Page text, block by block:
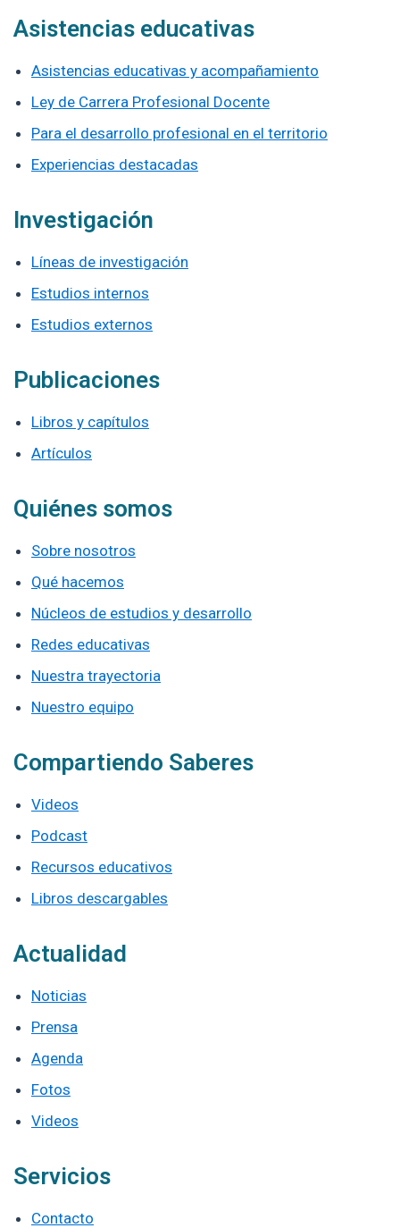
Asistencias educativas
Asistencias educativas y acompañamiento
Ley de Carrera Profesional Docente
Para el desarrollo profesional en el territorio
Experiencias destacadas
Investigación
Líneas de investigación
Estudios internos
Estudios externos
Publicaciones
Libros y capítulos
Artículos
Quiénes somos
Sobre nosotros
Qué hacemos
Núcleos de estudios y desarrollo
Redes educativas
Nuestra trayectoria
Nuestro equipo
Compartiendo Saberes
Videos
Podcast
Recursos educativos
Libros descargables
Actualidad
Noticias
Prensa
Agenda
Fotos
Videos
Servicios
Contacto